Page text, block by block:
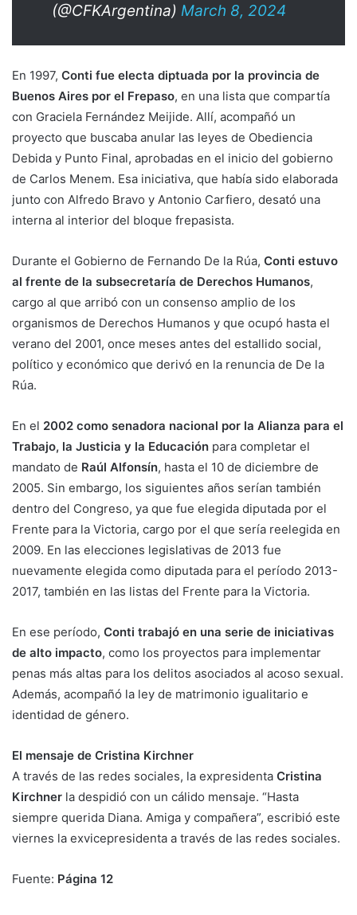
(@CFKArgentina) March 8, 2024
En 1997, Conti fue electa diptuada por la provincia de
Buenos Aires por el Frepaso, en una lista que compartía
con Graciela Fernández Meijide. Allí, acompañó un
proyecto que buscaba anular las leyes de Obediencia
Debida y Punto Final, aprobadas en el inicio del gobierno
de Carlos Menem. Esa iniciativa, que había sido elaborada
junto con Alfredo Bravo y Antonio Carfiero, desató una
interna al interior del bloque frepasista.
Durante el Gobierno de Fernando De la Rúa, Conti estuvo
al frente de la subsecretaría de Derechos Humanos,
cargo al que arribó con un consenso amplio de los
organismos de Derechos Humanos y que ocupó hasta el
verano del 2001, once meses antes del estallido social,
político y económico que derivó en la renuncia de De la
Rúa.
En el 2002 como senadora nacional por la Alianza para el
Trabajo, la Justicia y la Educación para completar el
mandato de Raúl Alfonsín, hasta el 10 de diciembre de
2005. Sin embargo, los siguientes años serían también
dentro del Congreso, ya que fue elegida diputada por el
Frente para la Victoria, cargo por el que sería reelegida en
2009. En las elecciones legislativas de 2013 fue
nuevamente elegida como diputada para el período 2013-
2017, también en las listas del Frente para la Victoria.
En ese período, Conti trabajó en una serie de iniciativas
de alto impacto, como los proyectos para implementar
penas más altas para los delitos asociados al acoso sexual.
Además, acompañó la ley de matrimonio igualitario e
identidad de género.
El mensaje de Cristina Kirchner
A través de las redes sociales, la expresidenta Cristina
Kirchner la despidió con un cálido mensaje. “Hasta
siempre querida Diana. Amiga y compañera”, escribió este
viernes la exvicepresidenta a través de las redes sociales.
Fuente: Página 12